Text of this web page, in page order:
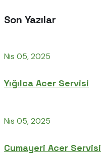
Son Yazılar
Nis 05, 2025
Yığılca Acer Servisi
Nis 05, 2025
Cumayeri Acer Servisi